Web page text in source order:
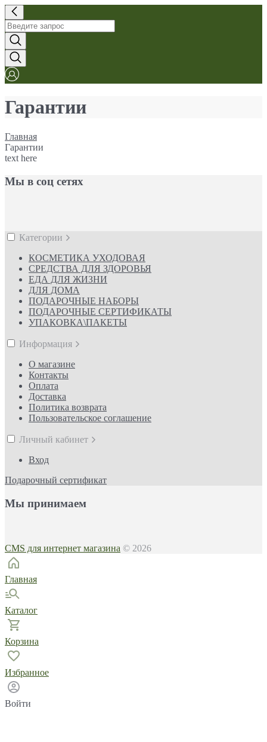
Гарантии
Главная
Гарантии
text here
Мы в соц сетях
Категории
КОСМЕТИКА УХОДОВАЯ
СРЕДСТВА ДЛЯ ЗДОРОВЬЯ
ЕДА ДЛЯ ЖИЗНИ
ДЛЯ ДОМА
ПОДАРОЧНЫЕ НАБОРЫ
ПОДАРОЧНЫЕ СЕРТИФИКАТЫ
УПАКОВКА\ПАКЕТЫ
Информация
О магазине
Контакты
Оплата
Доставка
Политика возврата
Пользовательское соглашение
Личный кабинет
Вход
Подарочный сертификат
Мы принимаем
CMS для интернет магазина © 2026
Главная
Каталог
Корзина
Избранное
Войти